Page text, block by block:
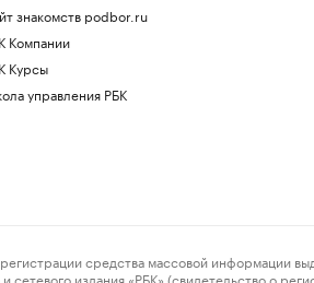
знакомств podbor.ru
Компании
Курсы
управления РБК
средства массовой информации
издания «РБК» (свидетельство о